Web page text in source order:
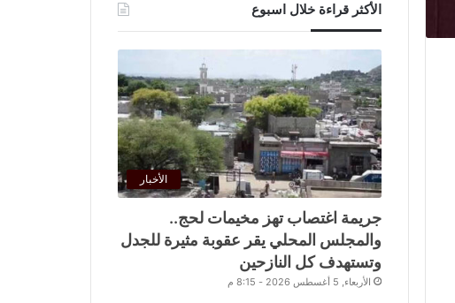
الأكثر قراءة خلال اسبوع
الأخبار
جريمة اغتصاب تهز مخيمات لحج..
والمجلس المحلي يقر عقوبة مثيرة للجدل
وتستهدف كل النازحين
الأربعاء, 5 أغسطس 2026 - 8:15 م